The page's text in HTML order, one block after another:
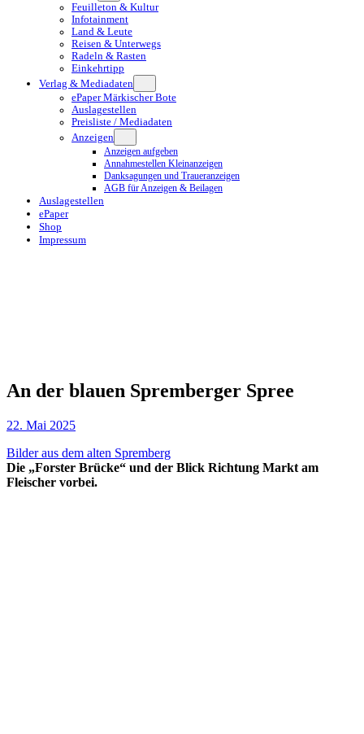
Feuilleton & Kultur
Infotainment
Land & Leute
Reisen & Unterwegs
Radeln & Rasten
Einkehrtipp
Verlag & Mediadaten
ePaper Märkischer Bote
Auslagestellen
Preisliste / Mediadaten
Anzeigen
Anzeigen aufgeben
Annahmestellen Kleinanzeigen
Danksagungen und Traueranzeigen
AGB für Anzeigen & Beilagen
Auslagestellen
ePaper
Shop
Impressum
An der blauen Spremberger Spree
22. Mai 2025
Bilder aus dem alten Spremberg
Die „Forster Brücke“ und der Blick Richtung Markt am
Fleischer vorbei.